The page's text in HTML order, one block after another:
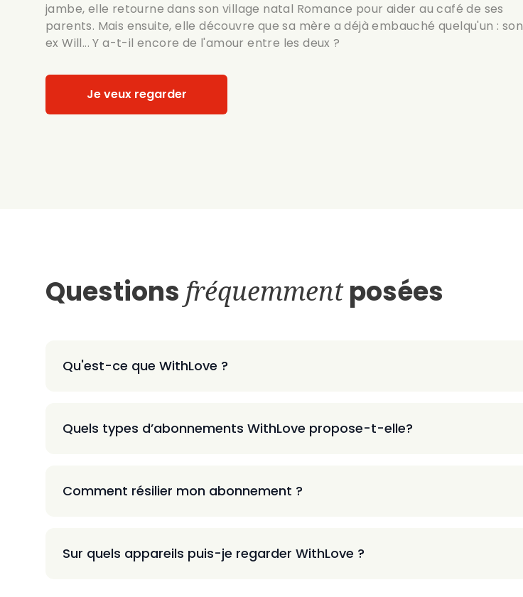
jambe, elle retourne dans son village natal Romance pour aider au café de ses
parents. Mais ensuite, elle découvre que sa mère a déjà embauché quelqu'un : son
ex Will... Y a-t-il encore de l'amour entre les deux ?
Je veux regarder
Questions fréquemmentposées
Qu'est-ce que WithLove ?
Quels types d’abonnements WithLove propose-t-elle?
Comment résilier mon abonnement ?
Sur quels appareils puis-je regarder WithLove ?